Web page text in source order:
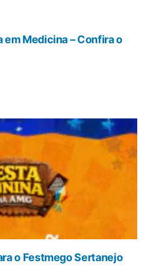
Medicina – Confira o
o Festmego Sertanejo